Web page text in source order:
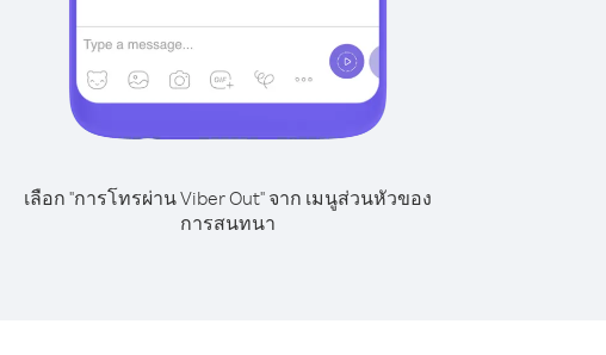
เลือก "การโทรผ่าน Viber Out" จาก เมนูส่วนหัวของ
การสนทนา